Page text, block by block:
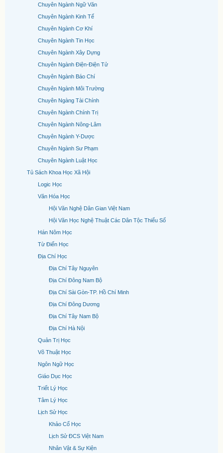
Chuyên Ngành Ngữ Văn
Chuyên Ngành Kinh Tế
Chuyên Ngành Cơ Khí
Chuyên Ngành Tin Học
Chuyên Ngành Xây Dựng
Chuyên Ngành Điện-Điện Tử
Chuyên Ngành Báo Chí
Chuyên Ngành Môi Trường
Chuyên Ngàng Tài Chính
Chuyên Ngành Chính Trị
Chuyên Ngành Nông-Lâm
Chuyên Ngành Y-Dược
Chuyên Ngành Sư Phạm
Chuyên Ngành Luật Học
Tủ Sách Khoa Học Xã Hội
Logic Học
Văn Hóa Học
Hội Văn Nghệ Dân Gian Việt Nam
Hội Văn Học Nghệ Thuật Các Dân Tộc Thiểu Số
Hán Nôm Học
Từ Điển Học
Địa Chí Học
Địa Chí Tây Nguyên
Địa Chí Đông Nam Bộ
Địa Chí Sài Gòn-TP. Hồ Chí Minh
Địa Chí Đông Dương
Địa Chí Tây Nam Bộ
Địa Chí Hà Nội
Quản Trị Học
Võ Thuật Học
Ngôn Ngữ Học
Giáo Dục Học
Triết Lý Học
Tâm Lý Học
Lịch Sử Học
Khảo Cổ Học
Lịch Sử ĐCS Việt Nam
Nhân Vật & Sự Kiện